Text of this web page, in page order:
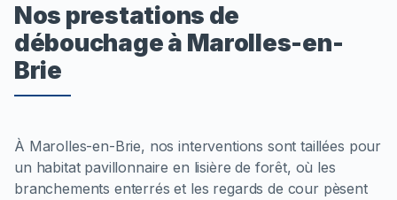
Nos prestations de
débouchage à Marolles-en-
Brie
À Marolles-en-Brie, nos interventions sont taillées pour
un habitat pavillonnaire en lisière de forêt, où les
branchements enterrés et les regards de cour pèsent